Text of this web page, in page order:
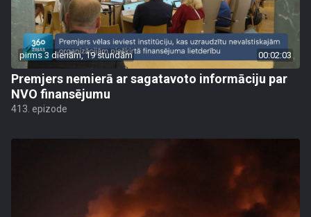
pirms 3 dienām, 19 stundām 00:02:03
Premjers nemierā ar sagatavoto informāciju par
NVO finansējumu
413. epizode